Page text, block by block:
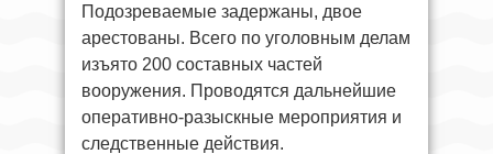
Подозреваемые задержаны, двое
арестованы. Всего по уголовным делам
изъято 200 составных частей
вооружения. Проводятся дальнейшие
оперативно-разыскные мероприятия и
следственные действия.